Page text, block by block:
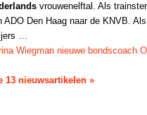
vrouwenelftal. Als
ADO Den Haag naar de KNVB.
…
Wiegman nieuwe bondscoach
13 nieuwsartikelen »